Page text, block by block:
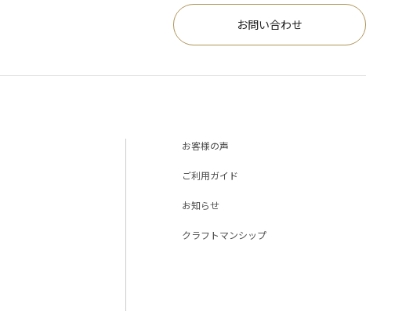
お問い合わせ
お客様の声
ご利用ガイド
お知らせ
クラフトマンシップ